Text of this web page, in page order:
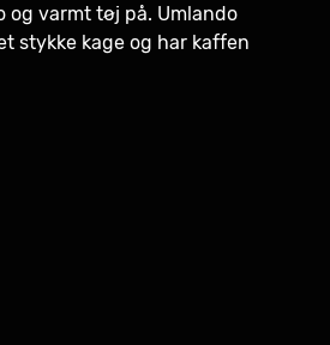
og varmt tøj på. Umlando
stykke kage og har kaffen